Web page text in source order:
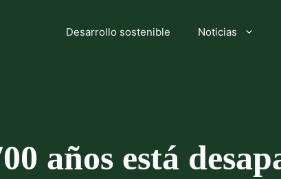
Desarrollo sostenible Noticias
años está